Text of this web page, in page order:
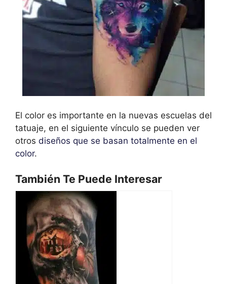
El color es importante en la nuevas escuelas del
tatuaje, en el siguiente vínculo se pueden ver
otros diseños que se basan totalmente en el
color.
También Te Puede Interesar